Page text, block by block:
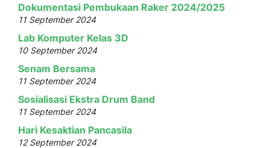
Dokumentasi Pembukaan Raker 2024/2025
11 September 2024
Lab Komputer Kelas 3D
10 September 2024
Senam Bersama
11 September 2024
Sosialisasi Ekstra Drum Band
11 September 2024
Hari Kesaktian Pancasila
12 September 2024